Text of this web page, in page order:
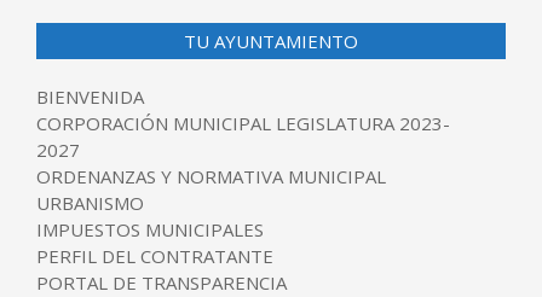
TU AYUNTAMIENTO
BIENVENIDA
CORPORACIÓN MUNICIPAL LEGISLATURA 2023-
2027
ORDENANZAS Y NORMATIVA MUNICIPAL
URBANISMO
IMPUESTOS MUNICIPALES
PERFIL DEL CONTRATANTE
PORTAL DE TRANSPARENCIA